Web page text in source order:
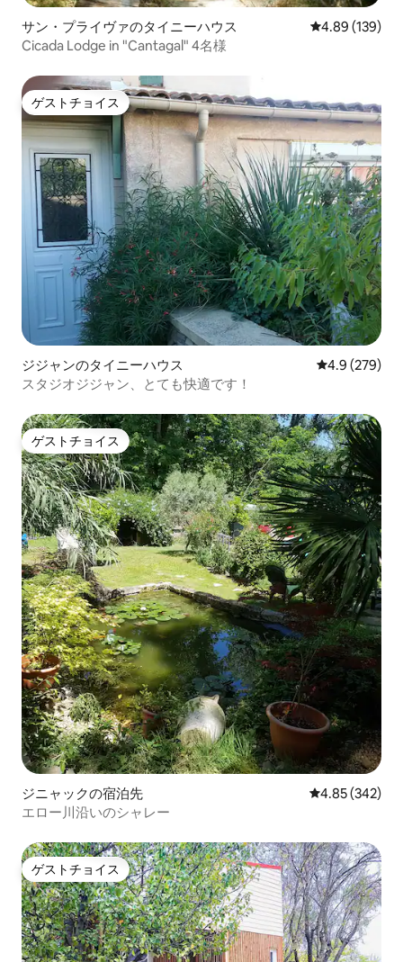
サン・プライヴァのタイニーハウス レビュー139
4.89 (139)
Cicada Lodge in "Cantagal" 4名様
ゲストチョイス
ゲストチョイス
ジジャンのタイニーハウス レビュー279
4.9 (279)
スタジオジジャン、とても快適です！
ゲストチョイス
ゲストチョイス
ジニャックの宿泊先 レビュー342
4.85 (342)
エロー川沿いのシャレー
ゲストチョイス
ゲストチョイス